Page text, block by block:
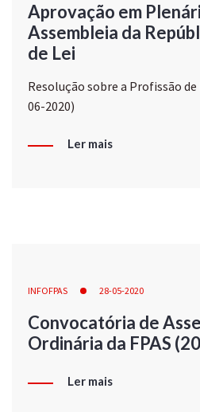
Aprovação em
Assembleia da
de Lei
Resolução sobre a Profissão
06-2020)
Ler mais
INFOFPAS 28-05-2020
Convocatória de
Ordinária da FPAS
Ler mais